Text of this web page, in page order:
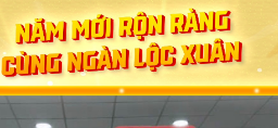
Bình Tân, TP.HCM
385 Tô Ký, Ấp Mới 1,